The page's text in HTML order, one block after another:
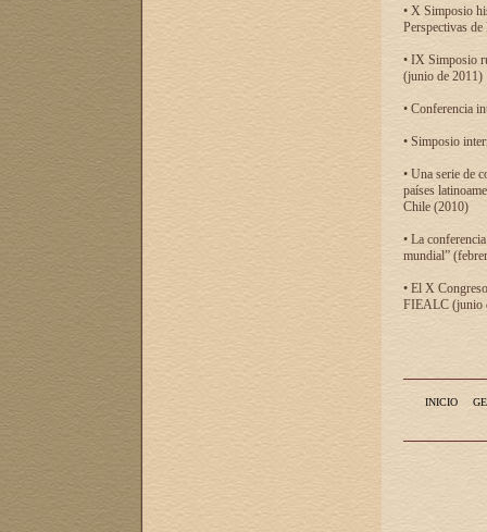
• X Simposio
Perspectivas
• IX Simposio
(junio de 2011)
• Conferencia
• Simposio
• Una serie de
países
Chile (2010)
• La
mundial”
• El X
FIEALC (junio
INICIO